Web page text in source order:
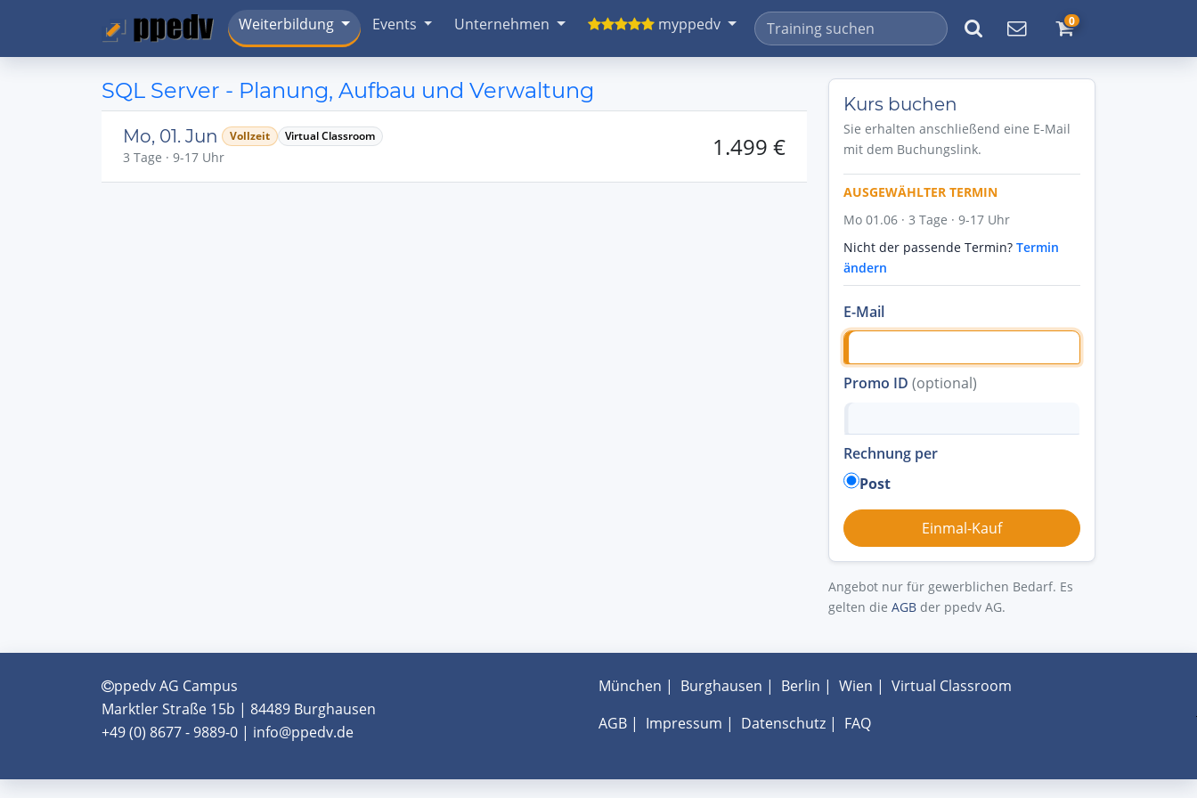
Weiterbildung Events Unternehmen myppedv 0
SQL Server - Planung, Aufbau und Verwaltung
Mo, 01. Jun Vollzeit Virtual Classroom
3 Tage · 9-17 Uhr 1.499 €
Kurs buchen
Sie erhalten anschließend eine E-Mail
mit dem Buchungslink.
AUSGEWÄHLTER TERMIN
Mo 01.06 · 3 Tage · 9-17 Uhr
Nicht der passende Termin? Termin
ändern
E-Mail
Promo ID (optional)
Rechnung per
Post
Angebot nur für gewerblichen Bedarf. Es
gelten die AGB der ppedv AG.
ppedv AG Campus
Marktler Straße 15b | 84489 Burghausen
+49 (0) 8677 - 9889-0 | info@ppedv.de
München | Burghausen | Berlin | Wien | Virtual Classroom
AGB| Impressum | Datenschutz| FAQ